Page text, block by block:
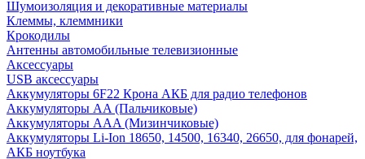
Шумоизоляция и декоративные материалы
Клеммы, клеммники
Крокодилы
Антенны автомобильные телевизионные
Аксессуары
USB аксессуары
Аккумуляторы 6F22 Крона АКБ для радио телефонов
Аккумуляторы AA (Пальчиковые)
Аккумуляторы AAA (Мизинчиковые)
Аккумуляторы Li-Ion 18650, 14500, 16340, 26650, для фонарей,
АКБ ноутбука